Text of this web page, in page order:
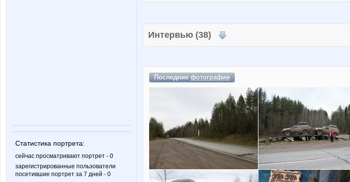
Статистика портрета:
сейчас просматривают портрет - 0
зарегистрированные пользователи
посетившие портрет за 7 дней - 0
Интервью (38)
Последниефотографии